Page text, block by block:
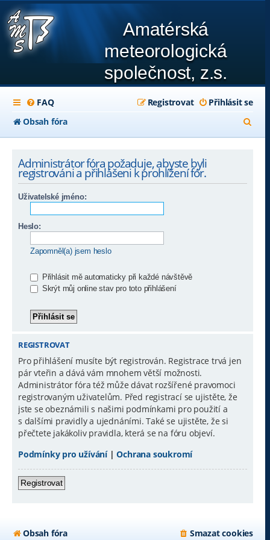
Amatérská
meteorologická
společnost, z.s.
FAQ Přihlásit se
Registrovat
Obsah fóra
l
Administrátor fóra požaduje, abyste byli
registrováni a přihlášeni k prohlížení fór.
Uživatelské jméno:
Heslo:
Zapomněl(a) jsem heslo
Přihlásit mě automaticky při každé návštěvě
Skrýt můj online stav pro toto přihlášení
REGISTROVAT
Pro přihlášení musíte být registrován. Registrace trvá jen
pár vteřin a dává vám mnohem větší možnosti.
Administrátor fóra též může dávat rozšířené pravomoci
registrovaným uživatelům. Před registrací se ujistěte, že
jste se obeznámili s našimi podmínkami pro použití a
s dalšími pravidly a ujednáními. Také se ujistěte, že si
přečtete jakákoliv pravidla, která se na fóru objeví.
Podmínky pro užívání|Ochrana soukromí
Registrovat
Obsah fóra Smazat cookies